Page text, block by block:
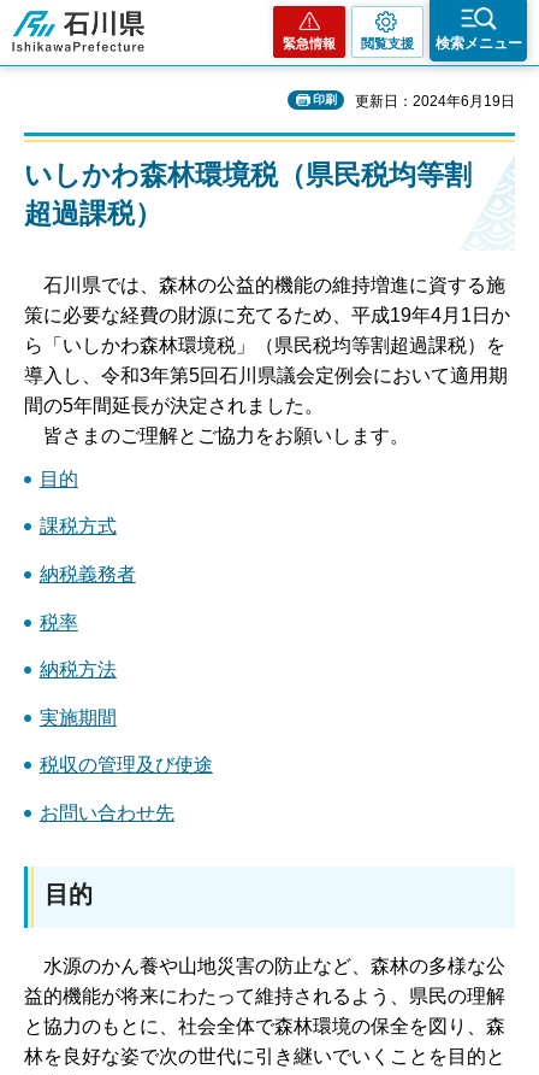
石川県
緊急情報 閲覧支援 検索メニュー
印刷 更新日：2024年6月19日
いしかわ森林環境税（県民税均等割
超過課税）
石川県では、森林の公益的機能の維持増進に資する施
策に必要な経費の財源に充てるため、平成19年4月1日か
ら「いしかわ森林環境税」（県民税均等割超過課税）を
導入し、令和3年第5回石川県議会定例会において適用期
間の5年間延長が決定されました。
皆さまのご理解とご協力をお願いします。
目的
課税方式
納税義務者
税率
納税方法
実施期間
税収の管理及び使途
お問い合わせ先
目的
水源のかん養や山地災害の防止など、森林の多様な公
益的機能が将来にわたって維持されるよう、県民の理解
と協力のもとに、社会全体で森林環境の保全を図り、森
林を良好な姿で次の世代に引き継いでいくことを目的と